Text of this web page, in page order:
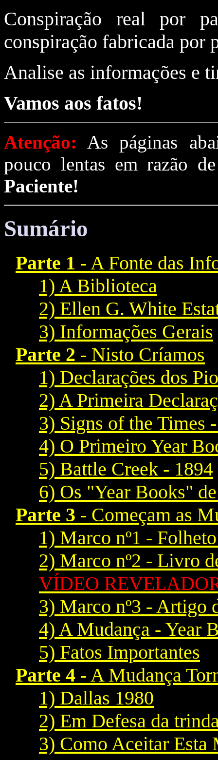
Conspiração real por
conspiração fabricada por
Analise as informações e
Vamos aos fatos!
Atenção: As páginas
pouco lentas em razão
Paciente!
Sumário
Parte 1 - A Fonte das
1) A Biblioteca
2) Ellen G. White
3) Informações Gerais
Parte 2 - Nisto Críamos
1) Declarações dos
2) A Primeira
3) Signs of the Times
4) O Primeiro Year
5) Battle Creek - 1894
6) Os "Year Books"
Parte 3 - Começam as
1) Marco nº1 -
2) Marco nº2 - Livro
VÍDEO
3) Marco nº3 - Artigo
4) A Mudança - Year
5) Fatos Importantes
Parte 4 - A Mudança
1) Dallas 1980
2) Em Defesa da
3) Como Aceitar Esta